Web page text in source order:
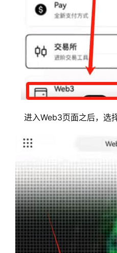
进入Web3页面之后，选